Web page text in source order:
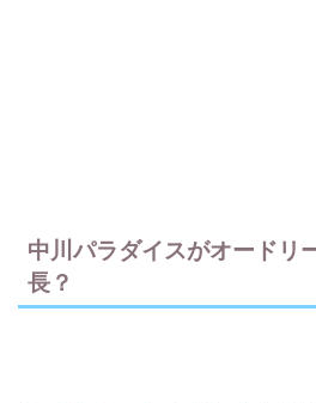
中川パラダイスがオードリ
長？